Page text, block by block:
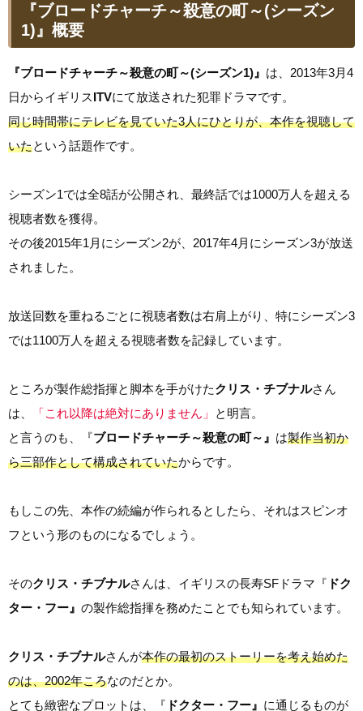
『ブロードチャーチ～殺意の町～(シーズン
1)』概要
『ブロードチャーチ～殺意の町～(シーズン1)』 は、2013年3月4
日からイギリスITVにて放送された犯罪ドラマです。
同じ時間帯にテレビを見ていた3人にひとりが、本作を視聴して
いたという話題作です。
シーズン1では全8話が公開され、最終話では1000万人を超える
視聴者数を獲得。
その後2015年1月にシーズン2が、2017年4月にシーズン3が放送
されました。
放送回数を重ねるごとに視聴者数は右肩上がり、特にシーズン3
では1100万人を超える視聴者数を記録しています。
ところが製作総指揮と脚本を手がけたクリス・チブナルさん
は、
「これ以降は絶対にありません」
と明言。
と言うのも、『ブロードチャーチ～殺意の町～』 は製作当初か
ら三部作として構成されていたからです。
もしこの先、本作の続編が作られるとしたら、それはスピンオ
フという形のものになるでしょう。
そのクリス・チブナルさんは、イギリスの長寿SFドラマ『 ドク
ター・フー』 の製作総指揮を務めたことでも知られています。
クリス・チブナルさんが本作の最初のストーリーを考え始めた
のは、2002年ころなのだとか。
とても緻密なプロットは、『 ドクター・フー』 に通じるものが